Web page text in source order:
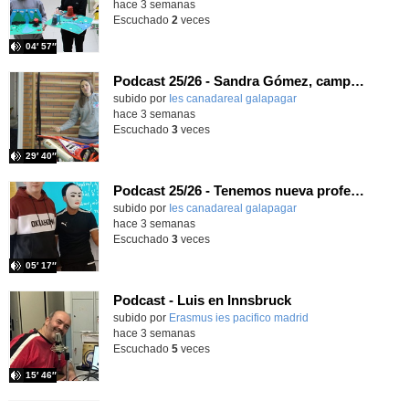
04′ 57″
hace 3 semanas
Escuchado 2veces
Podcast 25/26 - Sandra Gómez, campeona de Enduro
subido por Ies canadareal galapagar
29′ 40″
-
hace 3 semanas
Escuchado 3veces
Podcast 25/26 - Tenemos nueva profesora de Griego ¿Conoces a María Eugenia?
subido por Ies canadareal galapagar
05′ 17″
-
hace 3 semanas
Escuchado 3veces
Podcast - Luis en Innsbruck
subido por Erasmus ies pacifico madrid
15′ 46″
hace 3 semanas
Escuchado 5veces